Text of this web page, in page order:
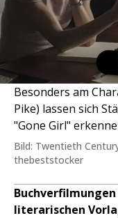
Besonders am
Pike) lassen sich
"Gone Girl"
Bild: Twentieth
thebeststocker
literarischen